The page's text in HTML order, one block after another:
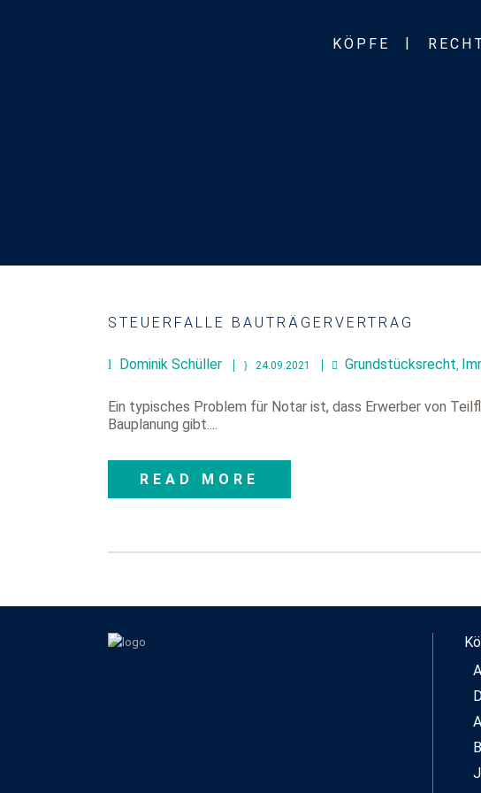
KÖPFE
STEUERFALLE BAUTRÄGERVERTRAG
Dominik Schüller 24.09.2021 Grundstücksrecht,
Ein typisches Problem für Notar ist, dass Erwerber von
Bauplanung gibt....
READ MORE